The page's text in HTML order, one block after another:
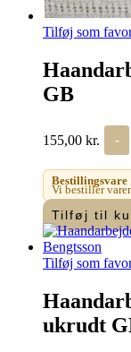
Tilføj som
GB
155,00 kr. -
Bestillingsvare
Vi bestiller
Tilføj til
Tilføj som
ukrudt